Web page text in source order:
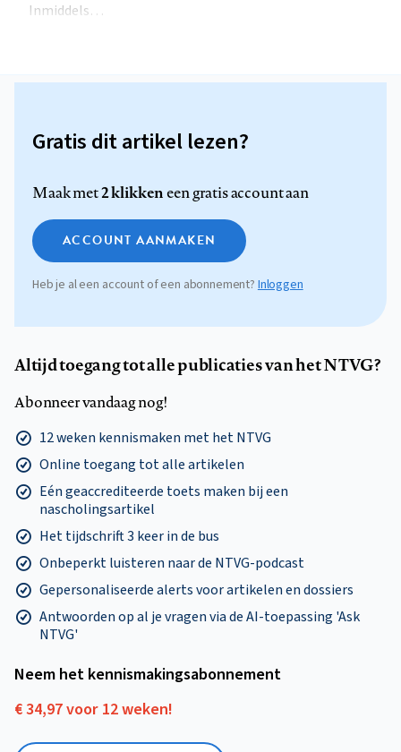
Inmiddels…
Gratis dit artikel lezen?
Maak met2 klikkeneen gratis account aan
ACCOUNT AANMAKEN
Heb je al een account of een abonnement? Inloggen
Altijd toegang tot alle publicaties van het NTVG?
Abonneer vandaag nog!
12 weken kennismaken met het NTVG
Online toegang tot alle artikelen
Eén geaccrediteerde toets maken bij een
nascholingsartikel
Het tijdschrift 3 keer in de bus
Onbeperkt luisteren naar de NTVG-podcast
Gepersonaliseerde alerts voor artikelen en dossiers
Antwoorden op al je vragen via de AI-toepassing 'Ask
NTVG'
Neem het kennismakings­abonnement
€ 34,97 voor 12 weken!